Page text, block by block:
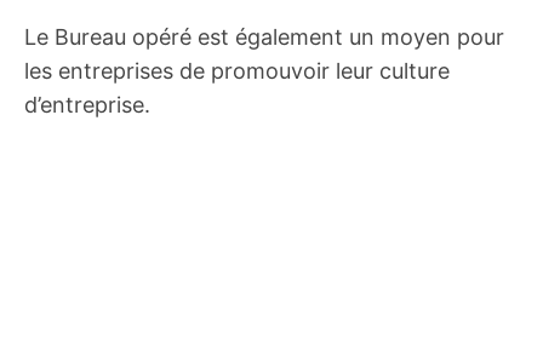
Le Bureau opéré est également un moyen pour
les entreprises de promouvoir leur culture
d’entreprise.